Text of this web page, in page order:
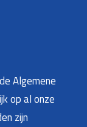
Algemene
op al onze
zijn